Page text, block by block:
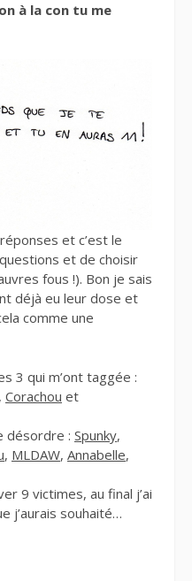
à la con tu me
et c’est le
et de choisir
fous !). Bon je sais
déjà eu leur dose et
comme une
3 qui m’ont taggée :
, Corachou et
désordre : Spunky,
, MLDAW, Annabelle,
9 victimes, au final j’ai
j’aurais souhaité…